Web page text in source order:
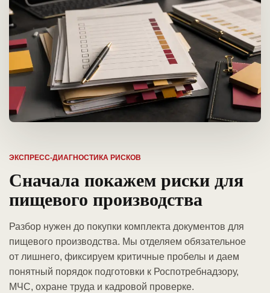
ЭКСПРЕСС-ДИАГНОСТИКА РИСКОВ
Сначала покажем риски для
пищевого производства
Разбор нужен до покупки комплекта документов для
пищевого производства. Мы отделяем обязательное
от лишнего, фиксируем критичные пробелы и даем
понятный порядок подготовки к Роспотребнадзору,
МЧС, охране труда и кадровой проверке.